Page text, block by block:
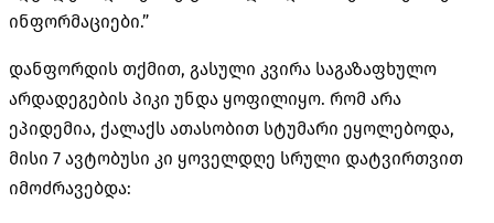
ინფორმაციები.”
დანფორდის თქმით, გასული კვირა საგაზაფხულო
არდადეგების პიკი უნდა ყოფილიყო. რომ არა
ეპიდემია, ქალაქს ათასობით სტუმარი ეყოლებოდა,
მისი 7 ავტობუსი კი ყოველდღე სრული დატვირთვით
იმოძრავებდა: